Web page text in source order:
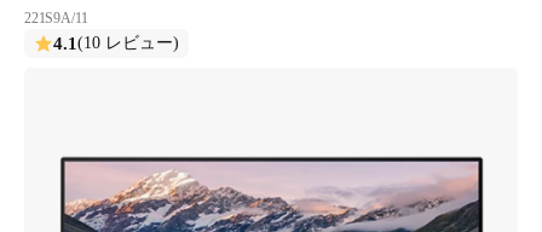
221S9A/11
4.1 (10 レビュー)